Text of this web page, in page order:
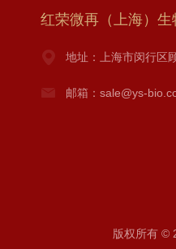
红荣微再（上海）生
地址：上海市闵行区
邮箱：sale@ys-
版权所有 ©